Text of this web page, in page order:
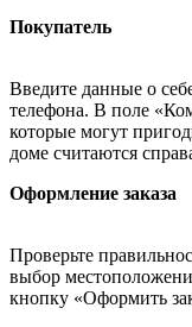
Покупатель
Введите данные о
телефона. В поле
которые могут
доме считаются
Оформление заказа
Проверьте
выбор
кнопку «Оформить